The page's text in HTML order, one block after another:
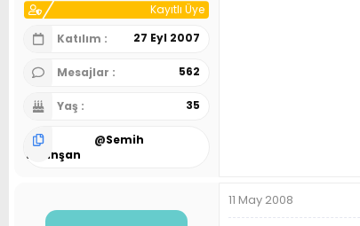
Kayıtlı Üye
Katılım
27 Eyl 2007
Mesajlar 562
Yaş 35
@Semih
Tiyanşan
11 May 2008